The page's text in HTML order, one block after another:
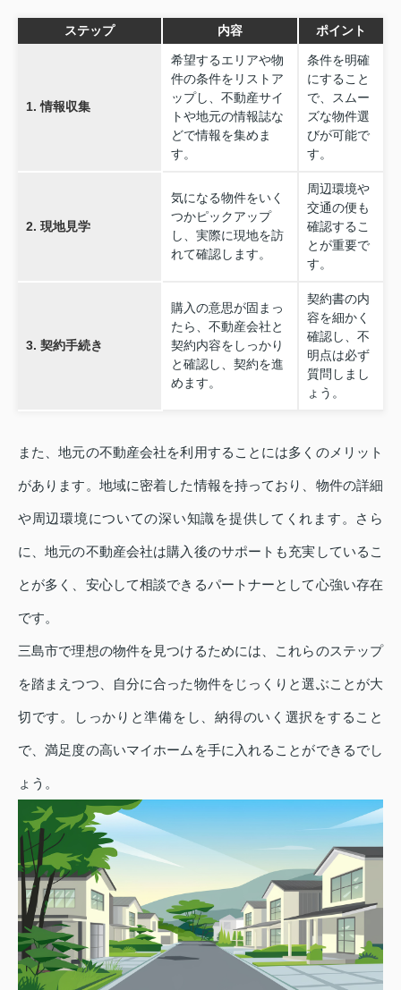
ステップ 内容 ポイント
1. 情報収集
希望するエリアや物
件の条件をリストア
ップし、不動産サイ
トや地元の情報誌な
どで情報を集めま
す。
条件を明確
にすること
で、スムー
ズな物件選
びが可能で
す。
2. 現地見学
気になる物件をいく
つかピックアップ
し、実際に現地を訪
れて確認します。
周辺環境や
交通の便も
確認するこ
とが重要で
す。
3. 契約手続き
購入の意思が固まっ
たら、不動産会社と
契約内容をしっかり
と確認し、契約を進
めます。
契約書の内
容を細かく
確認し、不
明点は必ず
質問しまし
ょう。
また、地元の不動産会社を利用することには多くのメリット
があります。地域に密着した情報を持っており、物件の詳細
や周辺環境についての深い知識を提供してくれます。さら
に、地元の不動産会社は購入後のサポートも充実しているこ
とが多く、安心して相談できるパートナーとして心強い存在
です。
三島市で理想の物件を見つけるためには、これらのステップ
を踏まえつつ、自分に合った物件をじっくりと選ぶことが大
切です。しっかりと準備をし、納得のいく選択をすること
で、満足度の高いマイホームを手に入れることができるでし
ょう。